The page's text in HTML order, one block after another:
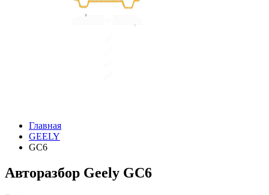
Главная
GEELY
GC6
Авторазбор Geely GC6